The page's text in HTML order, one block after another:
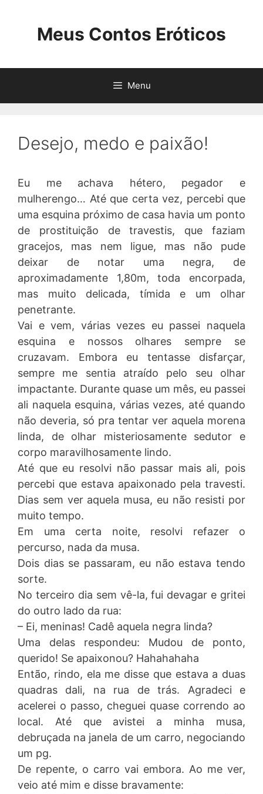
Meus Contos Eróticos
Menu
Desejo, medo e paixão!
Eu me achava hétero, pegador e
mulherengo… Até que certa vez, percebi que
uma esquina próximo de casa havia um ponto
de prostituição de travestis, que faziam
gracejos, mas nem ligue, mas não pude
deixar de notar uma negra, de
aproximadamente 1,80m, toda encorpada,
mas muito delicada, tímida e um olhar
penetrante.
Vai e vem, várias vezes eu passei naquela
esquina e nossos olhares sempre se
cruzavam. Embora eu tentasse disfarçar,
sempre me sentia atraído pelo seu olhar
impactante. Durante quase um mês, eu passei
ali naquela esquina, várias vezes, até quando
não deveria, só pra tentar ver aquela morena
linda, de olhar misteriosamente sedutor e
corpo maravilhosamente lindo.
Até que eu resolvi não passar mais ali, pois
percebi que estava apaixonado pela travesti.
Dias sem ver aquela musa, eu não resisti por
muito tempo.
Em uma certa noite, resolvi refazer o
percurso, nada da musa.
Dois dias se passaram, eu não estava tendo
sorte.
No terceiro dia sem vê-la, fui devagar e gritei
do outro lado da rua:
– Ei, meninas! Cadê aquela negra linda?
Uma delas respondeu: Mudou de ponto,
querido! Se apaixonou? Hahahahaha
Então, rindo, ela me disse que estava a duas
quadras dali, na rua de trás. Agradeci e
acelerei o passo, cheguei quase correndo ao
local. Até que avistei a minha musa,
debruçada na janela de um carro, negociando
um pg.
De repente, o carro vai embora. Ao me ver,
veio até mim e disse bravamente: